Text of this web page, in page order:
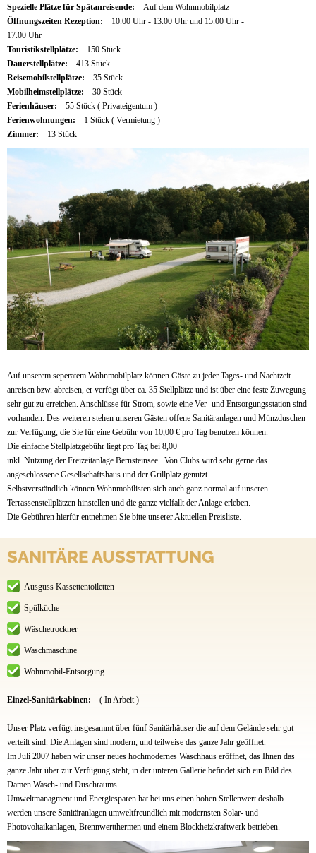
Spezielle Plätze für Spätanreisende:
Auf dem Wohnmobilplatz
Öffnungszeiten Rezeption:
10.00 Uhr - 13.00 Uhr und 15.00 Uhr -
17.00 Uhr
Touristikstellplätze:
150 Stück
Dauerstellplätze:
413 Stück
Reisemobilstellplätze:
35 Stück
Mobilheimstellplätze:
30 Stück
Ferienhäuser:
55 Stück ( Privateigentum )
Ferienwohnungen:
1 Stück ( Vermietung )
Zimmer:
13 Stück
Auf unserem seperatem Wohnmobilplatz können Gäste zu jeder Tages- und Nachtzeit
anreisen bzw. abreisen, er verfügt über ca. 35 Stellplätze und ist über eine feste Zuwegung
sehr gut zu erreichen. Anschlüsse für Strom, sowie eine Ver- und Entsorgungsstation sind
vorhanden. Des weiteren stehen unseren Gästen offene Sanitäranlagen und Münzduschen
zur Verfügung, die Sie für eine Gebühr von 10,00 € pro Tag benutzen können.
Die einfache Stellplatzgebühr liegt pro Tag bei 8,00
inkl. Nutzung der Freizeitanlage Bernsteinsee . Von Clubs wird sehr gerne das
angeschlossene Gesellschaftshaus und der Grillplatz genutzt.
Selbstverständlich können Wohnmobilisten sich auch ganz normal auf unseren
Terrassenstellplätzen hinstellen und die ganze vielfallt der Anlage erleben.
Die Gebühren hierfür entnehmen Sie bitte unserer Aktuellen Preisliste.
SANITÄRE AUSSTATTUNG
Ausguss Kassettentoiletten
Spülküche
Wäschetrockner
Waschmaschine
Wohnmobil-Entsorgung
Einzel-Sanitärkabinen: ( In Arbeit )
Unser Platz verfügt insgesammt über fünf Sanitärhäuser die auf dem Gelände sehr gut
verteilt sind. Die Anlagen sind modern, und teilweise das ganze Jahr geöffnet.
Im Juli 2007 haben wir unser neues hochmodernes Waschhaus eröffnet, das Ihnen das
ganze Jahr über zur Verfügung steht, in der unteren Gallerie befindet sich ein Bild des
Damen Wasch- und Duschraums.
Umweltmanagment und Energiesparen hat bei uns einen hohen Stellenwert deshalb
werden unsere Sanitäranlagen umweltfreundlich mit modernsten Solar- und
Photovoltaikanlagen, Brennwertthermen und einem Blockheizkraftwerk betrieben.